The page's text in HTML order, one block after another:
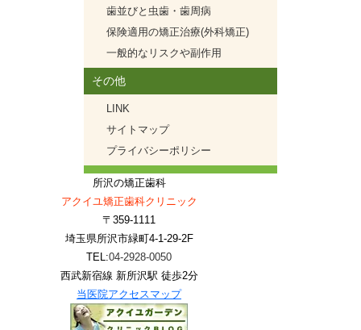
歯並びと虫歯・歯周病
保険適用の矯正治療(外科矯正)
一般的なリスクや副作用
その他
LINK
サイトマップ
プライバシーポリシー
所沢の矯正歯科
アクイユ矯正歯科クリニック
〒359-1111
埼玉県所沢市緑町4-1-29-2F
TEL:04-2928-0050
西武新宿線 新所沢駅 徒歩2分
当医院アクセスマップ